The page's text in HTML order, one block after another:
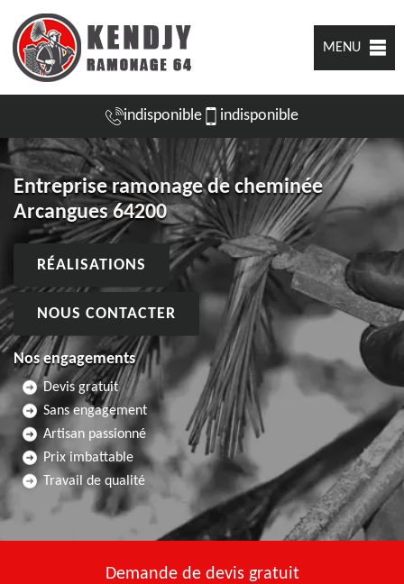
MENU
indisponible indisponible
Entreprise ramonage de cheminée
Arcangues 64200
RÉALISATIONS
NOUS CONTACTER
Nos engagements
Devis gratuit
Sans engagement
Artisan passionné
Prix imbattable
Travail de qualité
Demande de devis gratuit